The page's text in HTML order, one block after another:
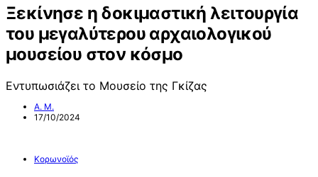
Ξεκίνησε η δοκιμαστική λειτουργία
του μεγαλύτερου αρχαιολογικού
μουσείου στον κόσμο
Εντυπωσιάζει το Μουσείο της Γκίζας
Α. Μ.
17/10/2024
Κορωνοϊός